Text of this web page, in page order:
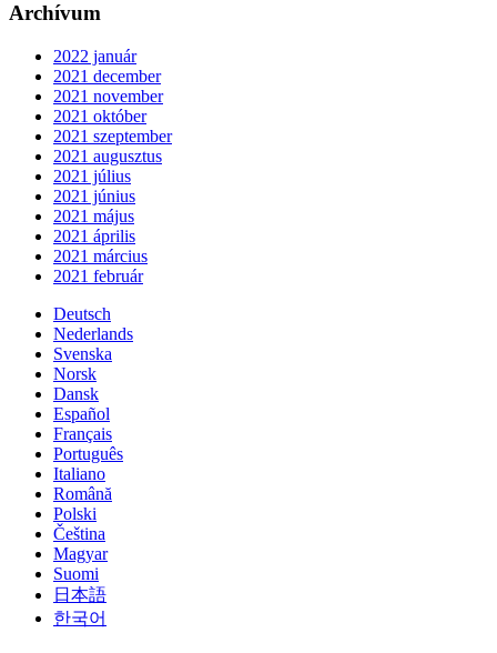
Archívum
2022 január
2021 december
2021 november
2021 október
2021 szeptember
2021 augusztus
2021 július
2021 június
2021 május
2021 április
2021 március
2021 február
Deutsch
Nederlands
Svenska
Norsk
Dansk
Español
Français
Português
Italiano
Română
Polski
Čeština
Magyar
Suomi
日本語
한국어